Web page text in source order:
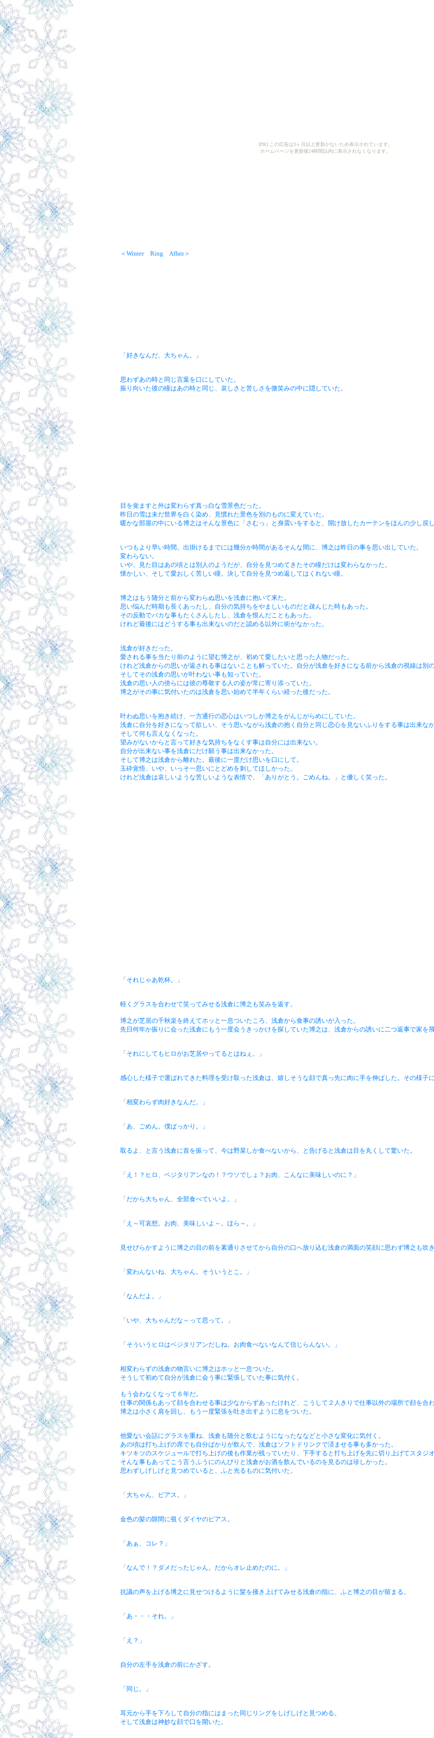
[PR] この広告は3ヶ月以上更新がないため表示されています。
ホームページを更新後24時間以内に表示されなくなります。
＜Winter Ring Affair＞
「好きなんだ、大ちゃん。」
思わずあの時と同じ言葉を口にしていた。
振り向いた彼の瞳はあの時と同じ、哀しさと苦しさを微笑みの中に隠していた。
目を覚ますと外は変わらず真っ白な雪景色だった。
昨日の雪は未だ世界を白く染め、見慣れた景色を別のものに変えていた。
暖かな部屋の中にいる博之はそんな景色に「さむっ」と身震いをすると、開け放したカーテンをほんの少し戻
いつもより早い時間。出掛けるまでには幾分か時間があるそんな間に、博之は昨日の事を思い出していた。
変わらない。
いや、見た目はあの頃とは別人のようだが、自分を見つめてきたその瞳だけは変わらなかった。
懐かしい、そして愛おしく苦しい瞳。決して自分を見つめ返してはくれない瞳。
博之はもう随分と前から変わらぬ思いを浅倉に抱いて来た。
思い悩んだ時期も長くあったし、自分の気持ちをやましいものだと疎んじた時もあった。
その反動でバカな事もたくさんしたし、浅倉を恨んだこともあった。
けれど最後にはどうする事も出来ないのだと認める以外に術がなかった。
浅倉が好きだった。
愛される事を当たり前のように望む博之が、初めて愛したいと思った人物だった。
けれど浅倉からの思いが返される事はないことも解っていた。自分が浅倉を好きになる前から浅倉の視線は別
そしてその浅倉の思いが叶わない事も知っていた。
浅倉の思い人の傍らには彼の尊敬する人の姿が常に寄り添っていた。
博之がその事に気付いたのは浅倉を思い始めて半年くらい経った後だった。
叶わぬ思いを抱き続け、一方通行の恋心はいつしか博之をがんじがらめにしていた。
浅倉に自分を好きになって欲しい、そう思いながら浅倉の抱く自分と同じ恋心を見ないふりをする事は出来な
そして何も言えなくなった。
望みがないからと言って好きな気持ちをなくす事は自分には出来ない。
自分が出来ない事を浅倉にだけ願う事は出来なかった。
そして博之は浅倉から離れた。最後に一度だけ思いを口にして。
玉砕覚悟、いや、いっそ一思いにとどめを刺してほしかった。
けれど浅倉は哀しいような苦しいような表情で、「ありがとう。ごめんね。」と優しく笑った。
「それじゃあ乾杯。」
軽くグラスを合わせて笑ってみせる浅倉に博之も笑みを返す。
博之が芝居の千秋楽を終えてホッと一息ついたころ、浅倉から食事の誘いが入った。
先日何年か振りに会った浅倉にもう一度会うきっかけを探していた博之は、浅倉からの誘いに二つ返事で家を
「それにしてもヒロがお芝居やってるとはねぇ。」
感心した様子で運ばれてきた料理を受け取った浅倉は、嬉しそうな顔で真っ先に肉に手を伸ばした。その様子
「相変わらず肉好きなんだ。」
「あ、ごめん。僕ばっかり。」
取るよ、と言う浅倉に首を振って、今は野菜しか食べないから、と告げると浅倉は目を丸くして驚いた。
「え！？ヒロ、ベジタリアンなの！？ウソでしょ？お肉、こんなに美味しいのに？」
「だから大ちゃん、全部食べていいよ。」
「え～可哀想。お肉、美味しいよ～。ほら～。」
見せびらかすように博之の目の前を素通りさせてから自分の口へ放り込む浅倉の満面の笑顔に思わず博之も吹
「変わんないね、大ちゃん。そういうとこ。」
「なんだよ。」
「いや、大ちゃんだな～って思って。」
「そういうヒロはベジタリアンだしね。お肉食べないなんて信じらんない。」
相変わらずの浅倉の物言いに博之はホッと一息ついた。
そうして初めて自分が浅倉に会う事に緊張していた事に気付く。
もう会わなくなって６年だ。
仕事の関係もあって顔を合わせる事は少なからずあったけれど、こうして２人きりで仕事以外の場所で顔を
博之は小さく肩を回し、もう一度緊張を吐き出すように息をついた。
他愛ない会話にグラスを重ね、浅倉も随分と飲むようになったななどと小さな変化に気付く。
あの頃は打ち上げの席でも自分ばかりが飲んで、浅倉はソフトドリンクで済ませる事も多かった。
キツキツのスケジュールで打ち上げの後も作業が残っていたり、下手すると打ち上げを先に切り上げてスタジ
そんな事もあってこう言うふうにのんびりと浅倉がお酒を飲んでいるのを見るのは珍しかった。
思わずしげしげと見つめていると、ふと光るものに気付いた。
「大ちゃん、ピアス。」
金色の髪の隙間に覗くダイヤのピアス。
「あぁ、コレ？」
「なんで！？ダメだったじゃん。だからオレ止めたのに。」
抗議の声を上げる博之に見せつけるように髪を掻き上げてみせる浅倉の指に、ふと博之の目が留まる。
「あ・・・それ。」
「え？」
自分の左手を浅倉の前にかざす。
「同じ。」
耳元から手を下ろして自分の指にはまった同じリングをしげしげと見つめる。
そして浅倉は神妙な顔で口を開いた。